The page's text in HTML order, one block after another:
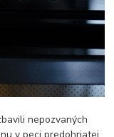
nepozvaných